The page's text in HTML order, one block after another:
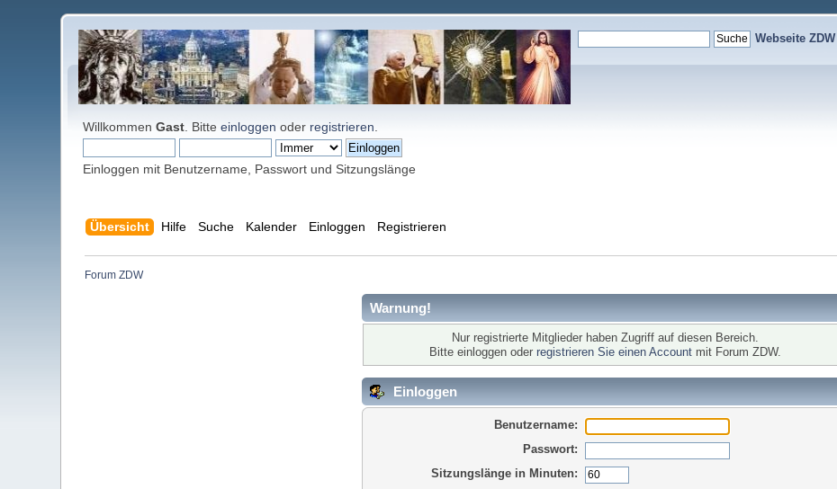
Webseite ZDW
WillkommenGast . Bitteeinloggen oder registrieren
Einloggen mit Benutzername, Passwort und Sitzungslänge
Übersicht Hilfe Suche Kalender Einloggen Registrieren
Forum ZDW
Warnung!
Nur registrierte Mitglieder haben Zugriff auf diesen Bereich.
Bitte einloggen oder registrieren Sie einen Accountmit Forum ZDW.
Einloggen
Benutzername:
Passwort:
Sitzungslänge in Minuten: